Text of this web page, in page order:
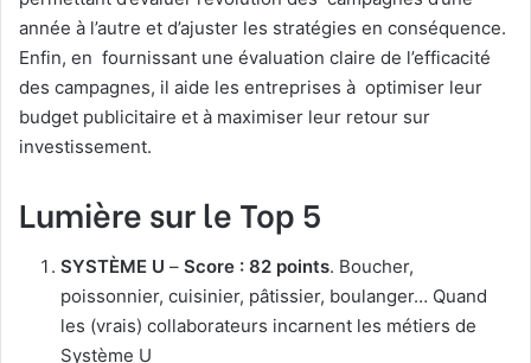
année à l’autre et d’ajuster les stratégies en conséquence.
Enfin, en fournissant une évaluation claire de l’efficacité
des campagnes, il aide les entreprises à optimiser leur
budget publicitaire et à maximiser leur retour sur
investissement.
Lumière sur le Top 5
SYSTÈME U – Score : 82 points. Boucher,
poissonnier, cuisinier, pâtissier, boulanger… Quand
les (vrais) collaborateurs incarnent les métiers de
Système U